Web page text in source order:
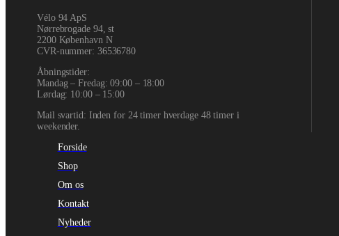
Vélo 94 ApS
Nørrebrogade 94, st
2200 København N
CVR-nummer: 36536780
Åbningstider:
Mandag – Fredag: 09:00 – 18:00
Lørdag: 10:00 – 15:00
Mail svartid: Inden for 24 timer hverdage 48 timer i
weekender.
Forside
Shop
Om os
Kontakt
Nyheder